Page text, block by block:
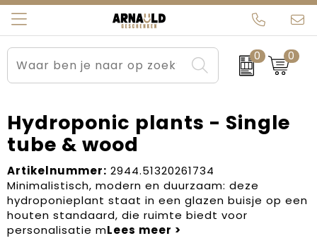
0 0
Relatiegeschenken
Sportkleding
Werkkleding
Kleding en textiel
Tassen
Beurs en Evenementen
Brievenbuspakketten
Carnaval
Dag van de Zorg
Kerstartikelen
Arnauld Kerstpakketten
MijnEigenKadootje
Ons team
Contact
Blogs
Hydroponic plants - Single
tube & wood
Artikelnummer: 2944.51320261734
Minimalistisch, modern en duurzaam: deze
hydroponieplant staat in een glazen buisje op een
houten standaard, die ruimte biedt voor
personalisatie m